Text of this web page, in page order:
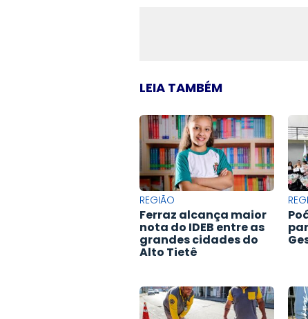
LEIA TAMBÉM
REGIÃO
Ferraz alcança maior
nota do IDEB entre as
grandes cidades do
Alto Tietê